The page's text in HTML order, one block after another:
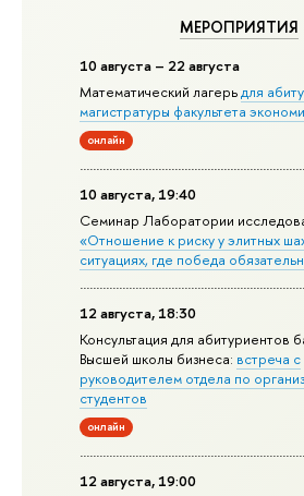
МЕРОПРИЯТИЯ
10 августа – 22 августа
Математический лагерьдля
магистратуры факультета
онлайн
10 августа, 19:40
Семинар Лаборатории
«Отношение к риску у элитных
ситуациях, где победа
12 августа, 18:30
Консультация для абитуриентов
Высшей школы бизнеса: встреча с
руководителем отдела по
студентов
онлайн
12 августа, 19:00